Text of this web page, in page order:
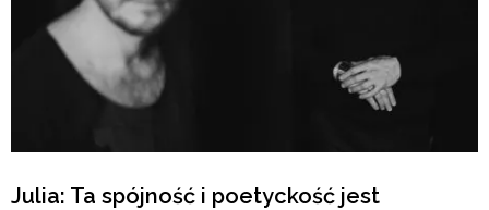
Julia: Ta spójność i poetyckość jest